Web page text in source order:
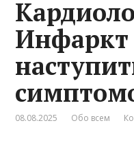
08.08.2025 Обо всем